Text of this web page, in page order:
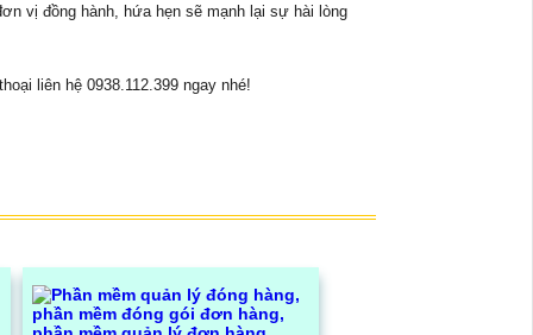
vị đồng hành, hứa hẹn sẽ mạnh lại sự hài lòng
liên hệ 0938.112.399 ngay nhé!